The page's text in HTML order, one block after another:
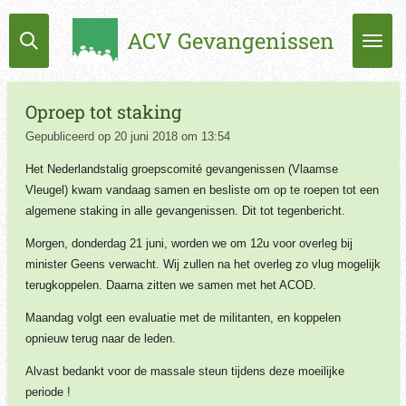
Ga
direct
de
hoofdinhoud
ACV Gevangenissen
Oproep tot staking
Gepubliceerd op 20 juni 2018 om 13:54
Het Nederlandstalig groepscomité gevangenissen (Vlaamse
Vleugel) kwam vandaag samen en besliste om op te roepen tot een
algemene staking in alle gevangenissen. Dit tot tegenbericht.
Morgen, donderdag 21 juni, worden we om 12u voor overleg bij
minister Geens verwacht. Wij zullen na het overleg zo vlug mogelijk
terugkoppelen. Daarna zitten we samen met het ACOD.
Maandag volgt een evaluatie met de militanten, en koppelen
opnieuw terug naar de leden.
Alvast bedankt voor de massale steun tijdens deze moeilijke
periode !